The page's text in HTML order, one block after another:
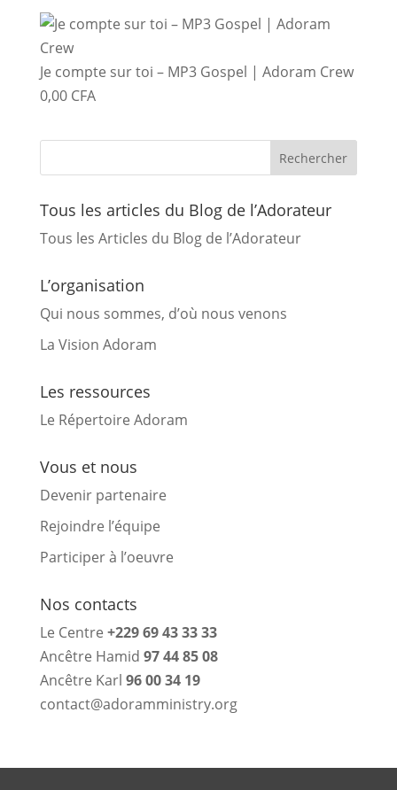
Je compte sur toi – MP3 Gospel | Adoram Crew
0,00 CFA
Tous les articles du Blog de l’Adorateur
Tous les Articles du Blog de l’Adorateur
L’organisation
Qui nous sommes, d’où nous venons
La Vision Adoram
Les ressources
Le Répertoire Adoram
Vous et nous
Devenir partenaire
Rejoindre l’équipe
Participer à l’oeuvre
Nos contacts
Le Centre +229 69 43 33 33
Ancêtre Hamid 97 44 85 08
Ancêtre Karl 96 00 34 19
contact@adoramministry.org